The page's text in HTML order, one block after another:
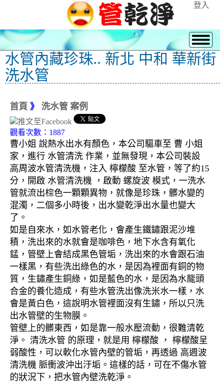
登入
水管內藏珍珠.. 新北 中和 華新街
洗水管
首頁 》 洗水管 案例
觀看次數：1887
曹小姐 說熱水出水有顏色，本公司驅車至 曹 小姐
家，進行 水管清洗 作業，並無發現，本公司裝設
高周波水管清洗機，注入 檸檬酸 至水管，等了約15
分，開啟 水管清洗機 ，啟動 螺旋波 模式，一洗水
管就流出棕色一顆顆異物，就像是珍珠，髒水變的
混濁，二個多小時後，出水變乾淨出水量也變大
了。
如是自來水，如水管老化，會產生鐵鏽跟泥沙堆
積，洗出來的水就會是咖啡色，地下水含有氧化
錳，管壁上會結成黑色管垢，洗出來的水會跟石油
一樣黑，有些洗出綠色的水，是因為裡面有銅的物
質，生鏽產生銅綠，如是藍色的水，是因為水龍頭
合金的養化造成，有些水管洗出像洗米水一樣，水
會是黃白色，這說明水管裡面沒有生鏽，所以只洗
出水管壁的生物膜。
管壁上的髒東西，如是靠一般水壓流動，很難清乾
淨。 清洗水管 的原理，就是用 檸檬酸 ， 檸檬酸呈
弱酸性，可以軟化水管內壁的管垢，再透過 高週波
清洗機 脈衝波沖出汙垢。這樣的話，可在不傷水管
的狀況下，把水管內壁洗乾淨。